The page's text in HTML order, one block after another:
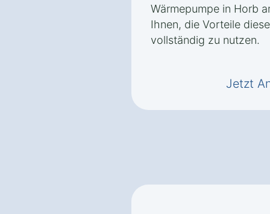
Wärmepumpe in Horb
Ihnen, die Vorteile
vollständig zu nutzen.
Jetzt